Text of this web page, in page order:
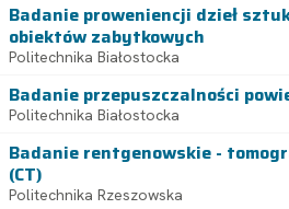
Badanie proweniencji dzieł
obiektów zabytkowych
Politechnika Białostocka
Badanie przepuszczalności
Politechnika Białostocka
Badanie rentgenowskie -
(CT)
Politechnika Rzeszowska